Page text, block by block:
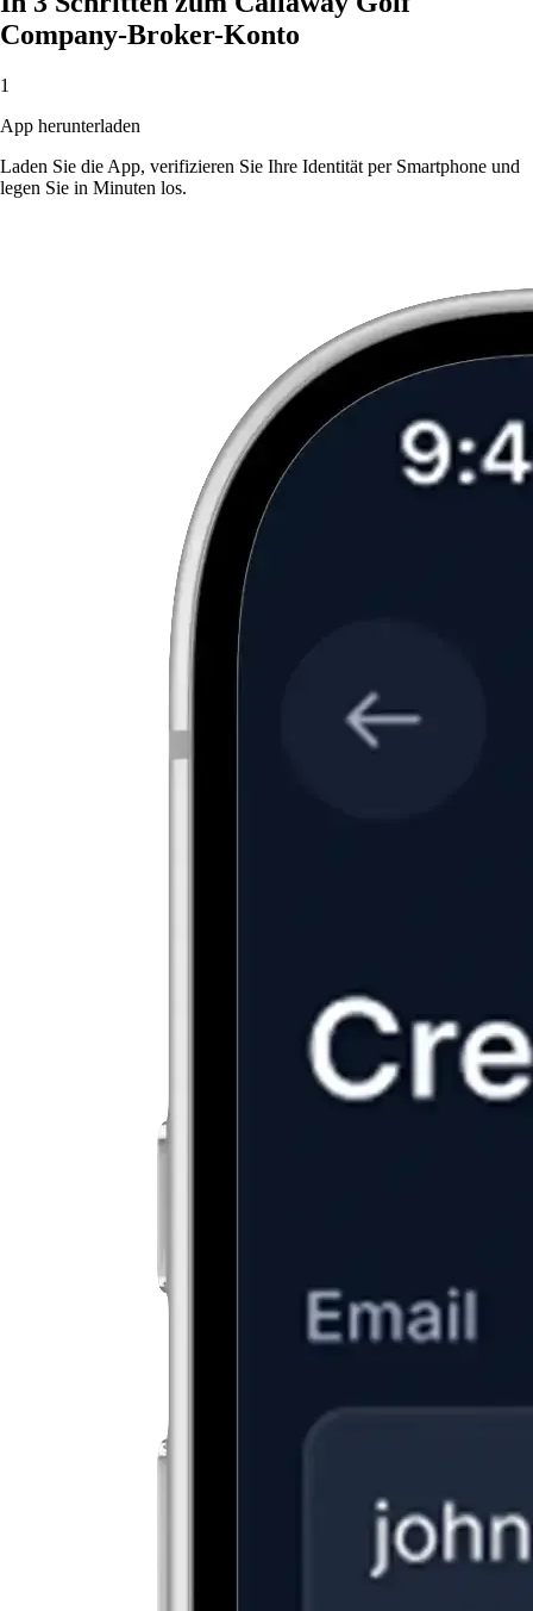
Company-Broker-Konto
1
App herunterladen
Laden Sie die App, verifizieren Sie Ihre Identität per Smartphone und
legen Sie in Minuten los.